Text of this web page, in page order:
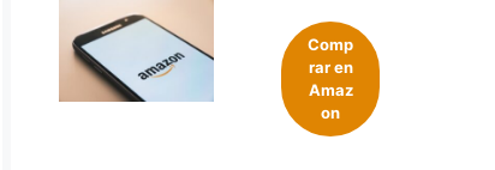
Comp
rar en
Amaz
on